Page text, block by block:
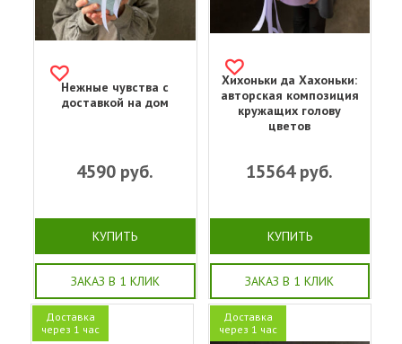
Нежные чувства с
доставкой на дом
4590 руб.
КУПИТЬ
ЗАКАЗ В 1 КЛИК
Хихоньки да Хахоньки:
авторская композиция
кружащих голову
цветов
15564руб.
КУПИТЬ
ЗАКАЗ В 1 КЛИК
Доставка
через 1 час
Доставка
через 1 час